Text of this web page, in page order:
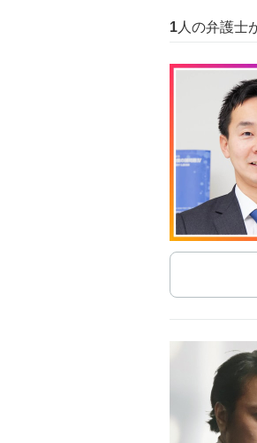
1 人の弁護士